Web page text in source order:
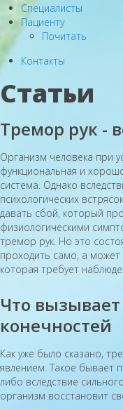
Специалисты
Пациенту
Почитать
Контакты
Статьи
Тремор рук -
Организм человека при
функциональная и
система. Однако
психологических
давать сбой, который
физиологическими
тремор рук. Но это
проходить само, а
которая требует
Что
конечностей
Как уже было сказано,
явлением. Такое бывает
либо вследствие
организм восстановит